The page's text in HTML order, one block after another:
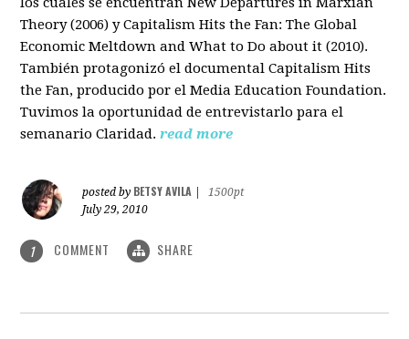
Theory (2006) y Capitalism Hits the Fan: The Global
Economic Meltdown and What to Do about it (2010).
También protagonizó el documental Capitalism Hits
the Fan, producido por el Media Education Foundation.
Tuvimos la oportunidad de entrevistarlo para el
semanario Claridad. read more
posted by BETSY AVILA
1500pt
July 29, 2010
1 COMMENT SHARE